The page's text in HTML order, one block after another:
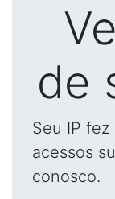
de
Seu IP
acessos
conosco.